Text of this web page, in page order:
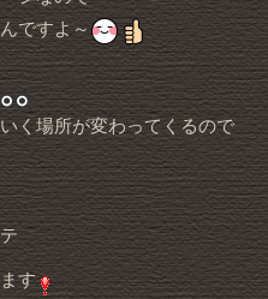
ですよ～
く場所が変わってくるので
す